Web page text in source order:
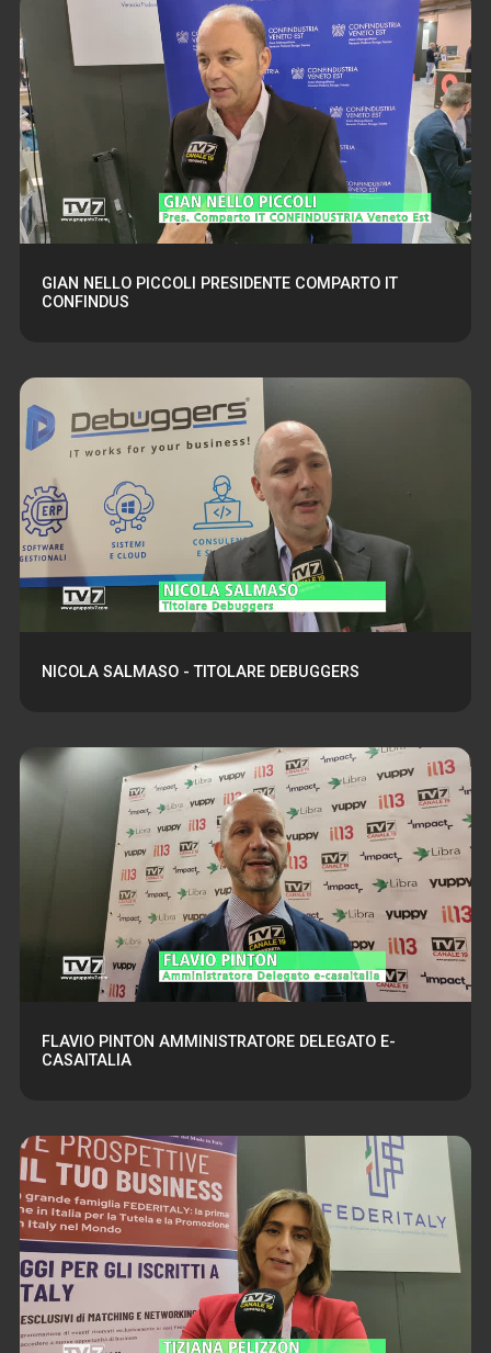
GIAN NELLO PICCOLI PRESIDENTE COMPARTO IT
CONFINDUS
NICOLA SALMASO - TITOLARE DEBUGGERS
FLAVIO PINTON AMMINISTRATORE DELEGATO E-
CASAITALIA